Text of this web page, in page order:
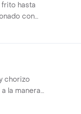
hasta
con
dulce y
chorizo
la manera
centro de la